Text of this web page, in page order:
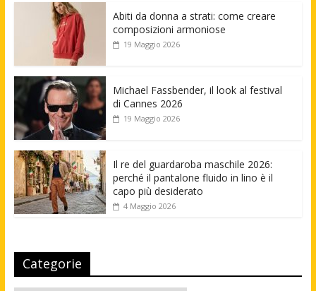
Abiti da donna a strati: come creare
composizioni armoniose
19 Maggio 2026
Michael Fassbender, il look al festival
di Cannes 2026
19 Maggio 2026
Il re del guardaroba maschile 2026:
perché il pantalone fluido in lino è il
capo più desiderato
4 Maggio 2026
Categorie